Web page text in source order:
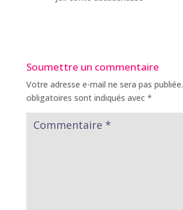
Soumettre un commentaire
Votre adresse e-mail ne sera pas publiée.
obligatoires sont indiqués avec *